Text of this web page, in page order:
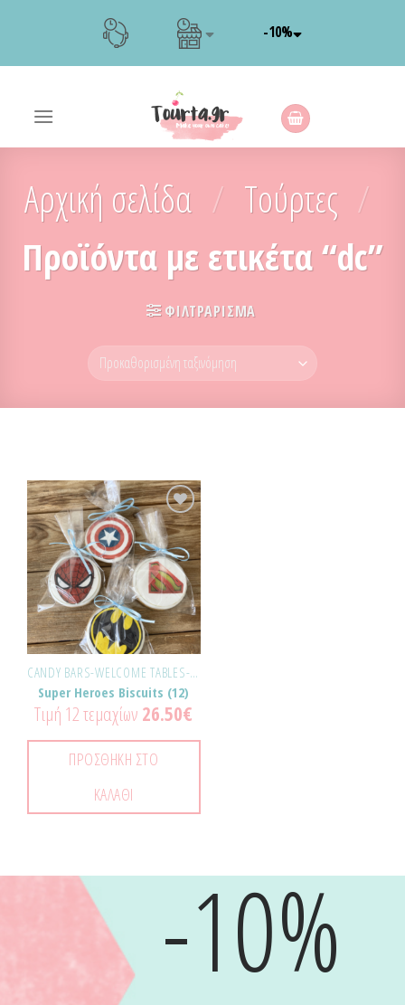
-10%
Αρχική σελίδα / Τούρτες /
Προϊόντα με ετικέτα “dc”
ΦΙΛΤΡΆΡΙΣΜΑ
Προσθήκη
στα
Αγαπημένα!
CANDY BARS-WELCOME TABLES-ΕΚΔΗΛΏΣΕΙΣ
Super Heroes Biscuits (12)
Τιμή 12 τεμαχίων 26.50€
ΠΡΟΣΘΉΚΗ ΣΤΟ
ΚΑΛΆΘΙ
-10%